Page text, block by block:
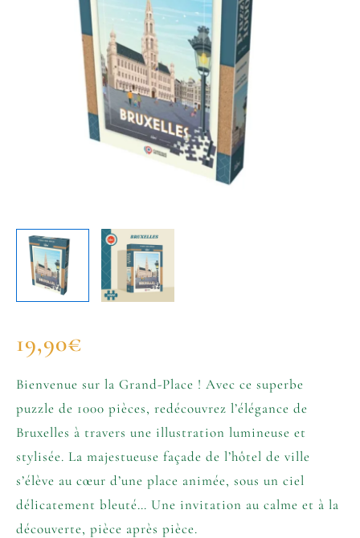
19,90€
Bienvenue sur la Grand-Place ! Avec ce superbe
puzzle de 1000 pièces, redécouvrez l’élégance de
Bruxelles à travers une illustration lumineuse et
stylisée. La majestueuse façade de l’hôtel de ville
s’élève au cœur d’une place animée, sous un ciel
délicatement bleuté… Une invitation au calme et à la
découverte, pièce après pièce.